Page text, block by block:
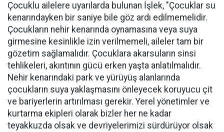
Çocuklu ailelere uyarılarda bulunan İşlek, "Çocuklar su
kenarındayken bir saniye bile göz ardı edilmemelidir.
Çocukların nehir kenarında oynamasına veya suya
girmesine kesinlikle izin verilmemeli, aileler tam bir
gözetim sağlamalıdır. Çocuklara akarsuların sinsi
tehlikeleri, akıntının gücü erken yaşta anlatılmalıdır.
Nehir kenarındaki park ve yürüyüş alanlarında
çocukların suya yaklaşmasını önleyecek koruyucu çit
ve bariyerlerin artırılması gerekir. Yerel yönetimler ve
kurtarma ekipleri olarak bizler her ne kadar
teyakkuzda olsak ve devriyelerimizi sürdürüyor olsak